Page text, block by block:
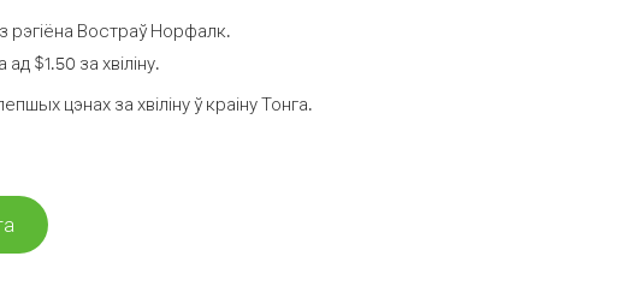
рэгіёна Востраў Норфалк.
$1.50 за хвіліну.
цэнах за хвіліну ў краіну Тонга.